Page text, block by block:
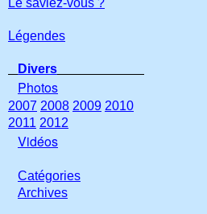
Le saviez-vous ?
Légendes
Divers
Photos
2007 2008 2009 2010
2011 2012
Vidéos
Catégories
Archives